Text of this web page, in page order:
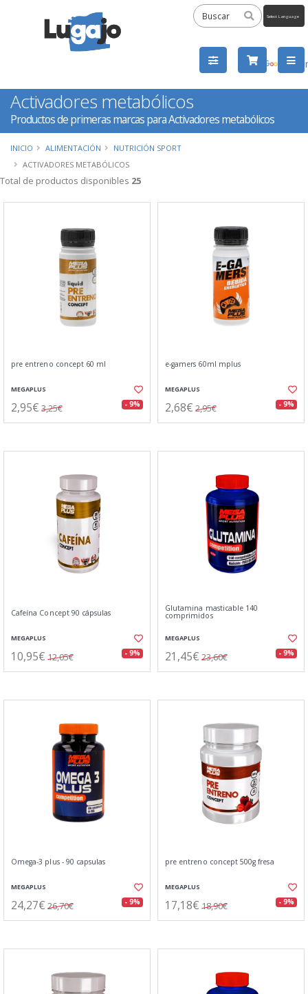
by
Activadores metabólicos
Productos de primeras marcas para Activadores metabólicos
INICIO ALIMENTACIÓN
NUTRICIÓN SPORT
ACTIVADORES METABÓLICOS
Total de productos disponibles 25
pre entreno concept 60 ml
MEGAPLUS
2,95€ 3,25€ - 9%
e-gamers 60ml mplus
MEGAPLUS
2,68€ 2,95€ - 9%
Cafeína Concept 90 cápsulas
MEGAPLUS
10,95€ 12,05€ - 9%
Glutamina masticable 140
comprimidos
MEGAPLUS
21,45€ 23,60€ - 9%
Omega-3 plus - 90 capsulas
MEGAPLUS
24,27€ 26,70€ - 9%
pre entreno concept 500g fresa
MEGAPLUS
17,18€ 18,90€ - 9%